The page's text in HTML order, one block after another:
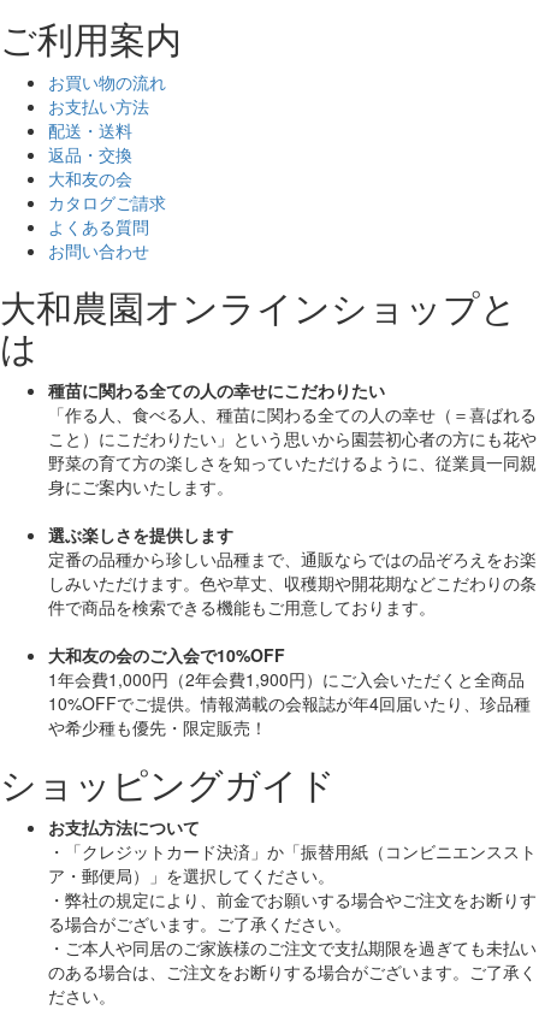
ご利用案内
お買い物の流れ
お支払い方法
配送・送料
返品・交換
大和友の会
カタログご請求
よくある質問
お問い合わせ
大和農園オンラインショップと
は
種苗に関わる全ての人の幸せにこだわりたい
「作る人、食べる人、種苗に関わる全ての人の幸せ（＝喜ばれる
こと）にこだわりたい」 という思いから園芸初心者の方にも花や
野菜の育て方の楽しさを知っていただけるように、従業員一同親
身にご案内いたします。
選ぶ楽しさを提供します
定番の品種から珍しい品種まで、通販ならではの品ぞろえをお楽
しみいただけます。色や草丈、収穫期や開花期などこだわりの条
件で商品を検索できる機能もご用意しております。
大和友の会のご入会で10%OFF
1年会費1,000円（2年会費1,900円）にご入会いただくと全商品
10%OFFでご提供。情報満載の会報誌が年4回届いたり、珍品種
や希少種も優先・限定販売！
ショッピングガイド
お支払方法について
・「クレジットカード決済」か「振替用紙（コンビニエンススト
ア・郵便局）」を選択してください。
・弊社の規定により、前金でお願いする場合やご注文をお断りす
る場合がございます。ご了承ください。
・ご本人や同居のご家族様のご注文で支払期限を過ぎても未払い
のある場合は、ご注文をお断りする場合がございます。ご了承く
ださい。